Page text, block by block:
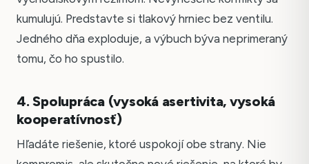
kumulujú. Predstavte si tlakový hrniec bez ventilu.
Jedného dňa exploduje, a výbuch býva neprimeraný
tomu, čo ho spustilo.
4. Spolupráca (vysoká asertivita, vysoká
kooperatívnosť)
Hľadáte riešenie, ktoré uspokojí obe strany. Nie